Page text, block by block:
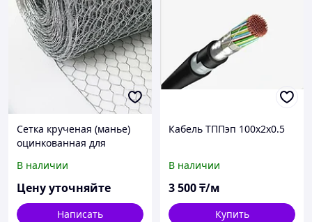
Сетка крученая (манье)
оцинкованная для
100х100х3,4 мм ГОСТ Р
51285-99
В наличии
Цену уточняйте
Написать
Кабель ТППэп 100х2х0.5
В наличии
3 500₸/м
Купить